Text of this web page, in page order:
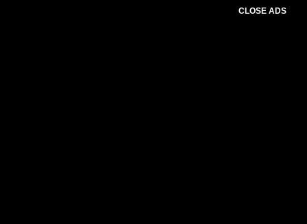
CLOSE ADS